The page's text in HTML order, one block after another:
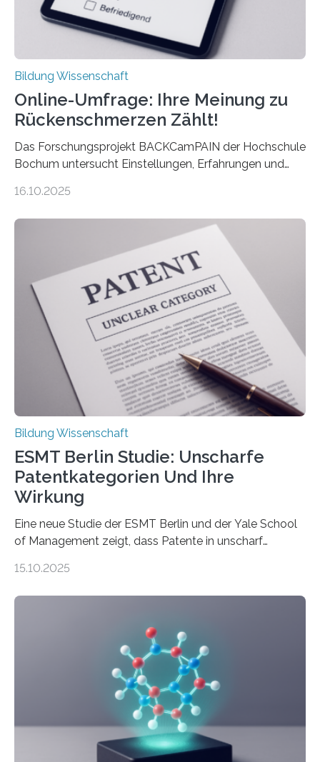
Bildung Wissenschaft
Online-Umfrage: Ihre Meinung zu
Rückenschmerzen Zählt!
Das Forschungsprojekt BACKCamPAIN der Hochschule
Bochum untersucht Einstellungen, Erfahrungen und
gehören zu den häufigsten gesundheitlichen
Rückenschmerzen denken und welche Erfahrungen sie
damit gemacht haben, kann entscheidend
beeinflussen, wie Schmerzen verlaufen und welche
Therapien wirken. Diese individuellen Überzeugungen
stehen im Mittelpunkt einer aktuellen Studie der
Hochschule Bochum. Im Rahmen des
Promotionsprojekts „BACKCamPAIN“ führt die
Doktorandin Deborah Jost (Hochschule Bochum,
Promotionskolleg NRW) derzeit eine Online-Umfrage
durch. Ziel ist es, herauszufinden,…
16.10.2025
Bildung Wissenschaft
ESMT Berlin Studie: Unscharfe
Patentkategorien Und Ihre
Wirkung
Eine neue Studie der ESMT Berlin und der Yale School
of Management zeigt, dass Patente in unscharf
häufiger zu bahnbrechenden Innovationen führen und
Erfindungen entstehen besonders dann, wenn
Wissenskategorien verschwimmen. Das zeigt neue
Forschung von Gianluca Carnabuci, Professor of
Organizational Behavior an der ESMT Berlin, und
Balázs Kovács, Professor an der Yale School of
Management. Die Forscher kommen zu dem Schluss,
dass Patente…
15.10.2025